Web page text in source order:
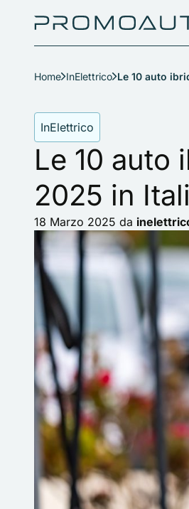
Home InElettrico Le 10 auto
InElettrico
Le 10 auto
2025 in
18 Marzo 2025 da